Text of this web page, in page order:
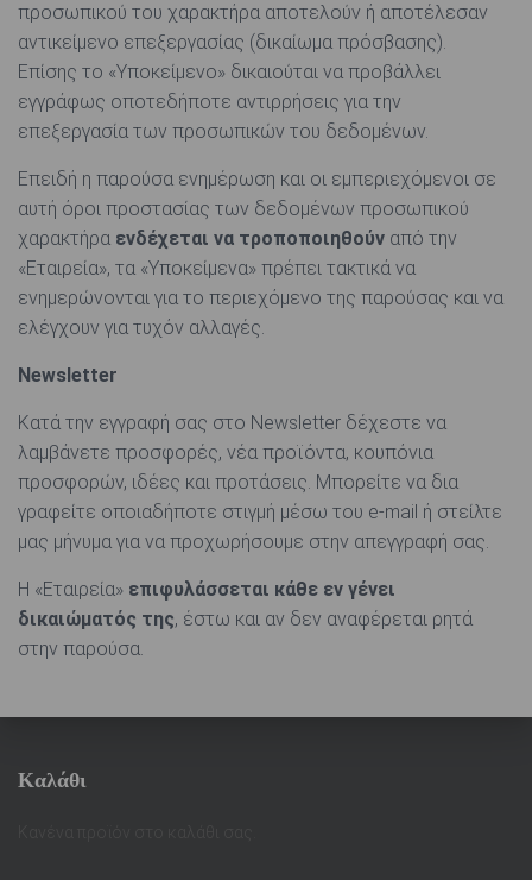
προσωπικού του χαρακτήρα αποτελούν ή αποτέλεσαν
αντικείμενο επεξεργασίας (δικαίωμα πρόσβασης).
Επίσης το «Υποκείμενο» δικαιούται να προβάλλει
εγγράφως οποτεδήποτε αντιρρήσεις για την
επεξεργασία των προσωπικών του δεδομένων.
Επειδή η παρούσα ενημέρωση και οι εμπεριεχόμενοι σε
αυτή όροι προστασίας των δεδομένων προσωπικού
χαρακτήρα ενδέχεται να τροποποιηθούν από την
«Εταιρεία», τα «Υποκείμενα» πρέπει τακτικά να
ενημερώνονται για το περιεχόμενο της παρούσας και να
ελέγχουν για τυχόν αλλαγές.
Newsletter
Κατά την εγγραφή σας στο Newsletter δέχεστε να
λαμβάνετε προσφορές, νέα προϊόντα, κουπόνια
προσφορών, ιδέες και προτάσεις. Μπορείτε να δια
γραφείτε οποιαδήποτε στιγμή μέσω του e-mail ή στείλτε
μας μήνυμα για να προχωρήσουμε στην απεγγραφή σας.
Η «Εταιρεία» επιφυλάσσεται κάθε εν γένει
δικαιώματός της, έστω και αν δεν αναφέρεται ρητά
στην παρούσα.
Καλάθι